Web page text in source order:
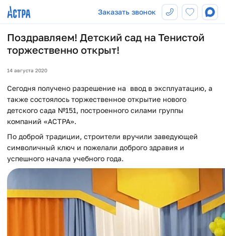
Заказать звонок
Поздравляем! Детский сад на Тенистой
торжественно открыт!
14 августа 2020
Сегодня получено разрешение на ввод в эксплуатацию, а
также состоялось торжественное открытие нового
детского сада №151, построенного силами группы
компаний «АСТРА».
По доброй традиции, строители вручили заведующей
символичный ключ и пожелали доброго здравия и
успешного начала учебного года.